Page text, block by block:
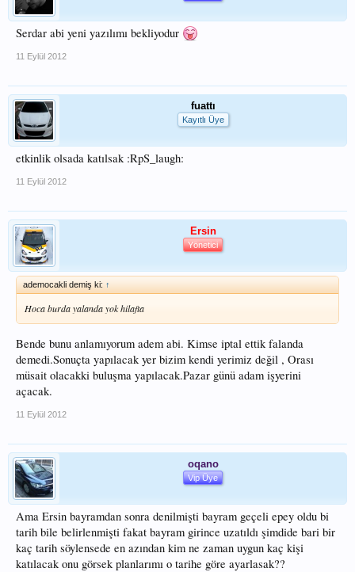
Serdar abi yeni yazılımı bekliyodur
11 Eylül 2012
fuattı
Kayıtlı Üye
etkinlik olsada katılsak :RpS_laugh:
11 Eylül 2012
Ersin
Yönetici
ademocakli demiş ki: ↑
Hoca burda yalanda yok hilafta
Bende bunu anlamıyorum adem abi. Kimse iptal ettik falanda
demedi.Sonuçta yapılacak yer bizim kendi yerimiz değil , Orası
müsait olacakki buluşma yapılacak.Pazar günü adam işyerini
açacak.
11 Eylül 2012
oqano
Vip Üye
Ama Ersin bayramdan sonra denilmişti bayram geçeli epey oldu bi
tarih bile belirlenmişti fakat bayram girince uzatıldı şimdide bari bir
kaç tarih söylensede en azından kim ne zaman uygun kaç kişi
katılacak onu görsek planlarımı o tarihe göre ayarlasak??